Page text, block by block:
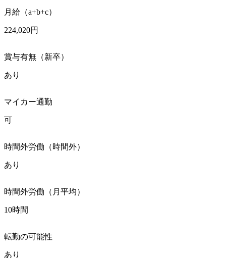
月給（a+b+c）
224,020円
賞与有無（新卒）
あり
マイカー通勤
可
時間外労働（時間外）
あり
時間外労働（月平均）
10時間
転勤の可能性
あり